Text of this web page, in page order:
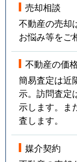
売却相談
不動産の売却
お悩み等をご
不動産の価
簡易査定は近
示。訪問査定
示します。ま
査します。
媒介契約